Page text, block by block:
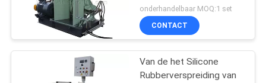
onderhandelbaar MOQ:1 set
CONTACT
Van de het Silicone
Rubberverspreiding van